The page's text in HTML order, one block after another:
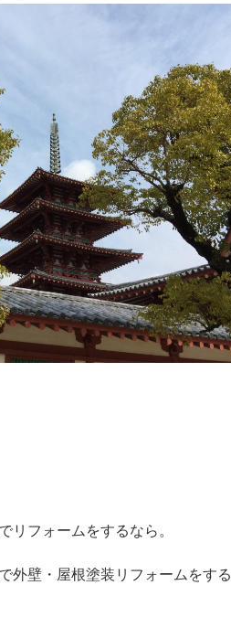
でリフォームをするなら。
で外壁・屋根塗装リフォームをする